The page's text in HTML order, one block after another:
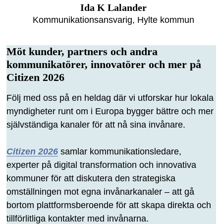
Ida K Lalander
Kommunikationsansvarig, Hylte kommun
Möt kunder, partners och andra
kommunikatörer, innovatörer och mer på
Citizen 2026
Följ med oss på en heldag där vi utforskar hur lokala
myndigheter runt om i Europa bygger bättre och mer
självständiga kanaler för att nå sina invånare.
Citizen 2026samlar kommunikationsledare,
experter på digital transformation och innovativa
kommuner för att diskutera den strategiska
omställningen mot egna invånarkanaler – att gå
bortom plattformsberoende för att skapa direkta och
tillförlitliga kontakter med invånarna.